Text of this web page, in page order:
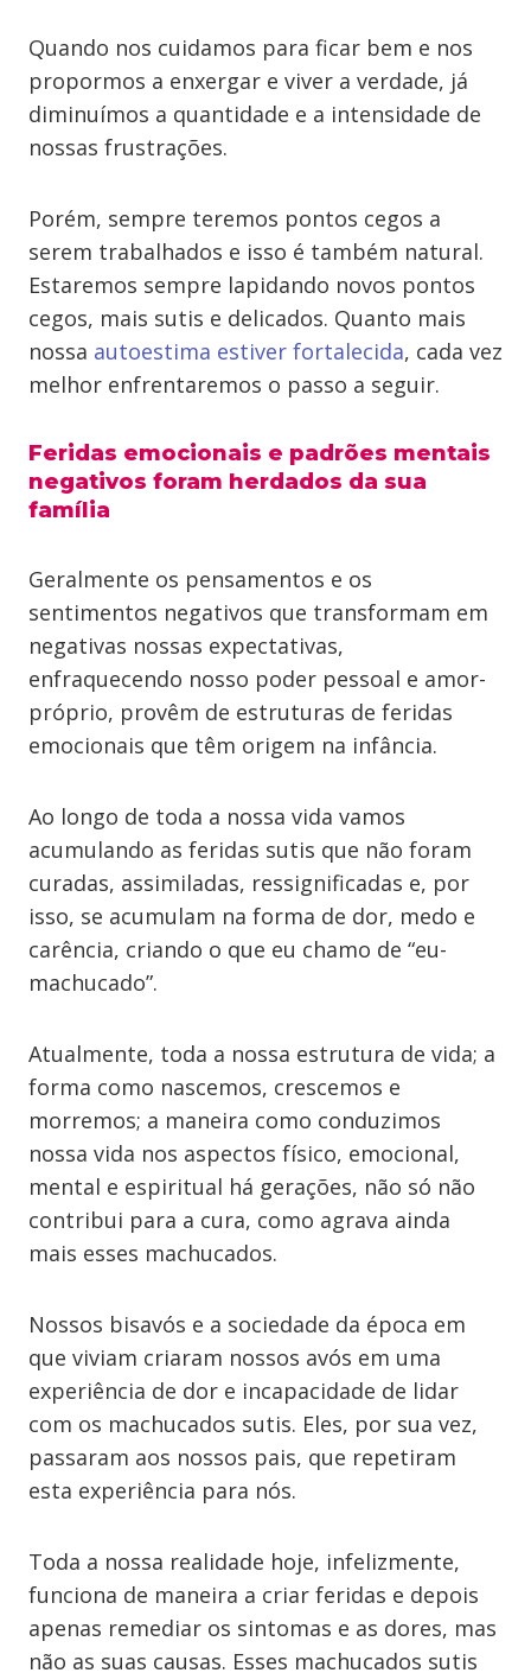
Quando nos cuidamos para ficar bem e nos
propormos a enxergar e viver a verdade, já
diminuímos a quantidade e a intensidade de
nossas frustrações.
Porém, sempre teremos pontos cegos a
serem trabalhados e isso é também natural.
Estaremos sempre lapidando novos pontos
cegos, mais sutis e delicados. Quanto mais
nossa autoestima estiver fortalecida, cada vez
melhor enfrentaremos o passo a seguir.
Feridas emocionais e padrões mentais
negativos foram herdados da sua
família
Geralmente os pensamentos e os
sentimentos negativos que transformam em
negativas nossas expectativas,
enfraquecendo nosso poder pessoal e amor-
próprio, provêm de estruturas de feridas
emocionais que têm origem na infância.
Ao longo de toda a nossa vida vamos
acumulando as feridas sutis que não foram
curadas, assimiladas, ressignificadas e, por
isso, se acumulam na forma de dor, medo e
carência, criando o que eu chamo de “eu-
machucado”.
Atualmente, toda a nossa estrutura de vida; a
forma como nascemos, crescemos e
morremos; a maneira como conduzimos
nossa vida nos aspectos físico, emocional,
mental e espiritual há gerações, não só não
contribui para a cura, como agrava ainda
mais esses machucados.
Nossos bisavós e a sociedade da época em
que viviam criaram nossos avós em uma
experiência de dor e incapacidade de lidar
com os machucados sutis. Eles, por sua vez,
passaram aos nossos pais, que repetiram
esta experiência para nós.
Toda a nossa realidade hoje, infelizmente,
funciona de maneira a criar feridas e depois
apenas remediar os sintomas e as dores, mas
não as suas causas. Esses machucados sutis